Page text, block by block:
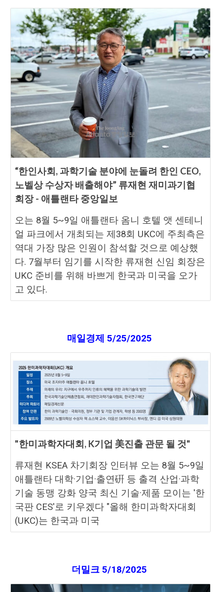
“한인사회, 과학기술 분야에 눈돌려 한인 CEO,
노벨상 수상자 배출해야” 류재현 재미과기협
회장 - 애틀랜타 중앙일보
오는 8월 5~9일 애틀랜타 옴니 호텔 앳 센테니
얼 파크에서 개최되는 제38회 UKC에 주최측은
역대 가장 많은 인원이 참석할 것으로 예상했
다. 7월부터 임기를 시작한 류재현 신임 회장은
UKC 준비를 위해 바쁘게 한국과 미국을 오가
고 있다.
매일경제 5/25/2025
"한미과학자대회, K기업 美진출 관문 될 것"
류재현 KSEA 차기회장 인터뷰 오는 8월 5~9일
애틀랜타 대학·기업·출연硏 등 출격 산업·과학
기술 동맹 강화 양국 최신 기술·제품 모이는 '한
국판 CES'로 키우겠다 "올해 한미과학자대회
(UKC)는 한국과 미국
더밀크 5/18/2025